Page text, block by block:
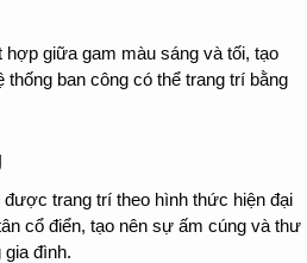
hợp giữa gam màu sáng và tối, tạo
ban công có thể trang trí bằng
trang trí theo hình thức hiện đại
cổ điển, tạo nên sự ấm cúng và thư
gia đình.